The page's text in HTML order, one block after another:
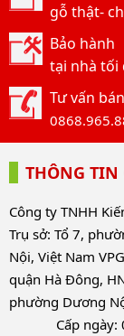
gỗ thật-
Bảo hành
tại nhà tối
Tư vấn
THÔNG TIN
Công ty TNHH
Trụ sở: Tổ 7,
Nội, Việt Nam
quận Hà Đông,
phường Dương
Cấp ngày: